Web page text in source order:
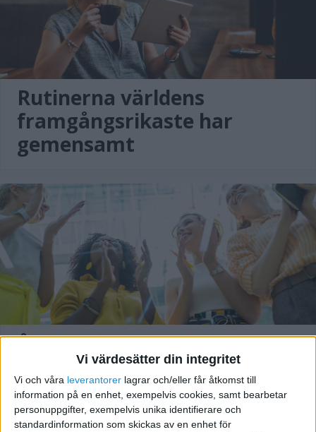
Vi värdesätter din integritet
Vi och våra leverantorer lagrar och/eller får åtkomst till
information på en enhet, exempelvis cookies, samt bearbetar
personuppgifter, exempelvis unika identifierare och
standardinformation som skickas av en enhet för
Rutinerna världens
framgångsrikaste har
gemensamt
Årets 100 Women of
Influence-lista är släppt